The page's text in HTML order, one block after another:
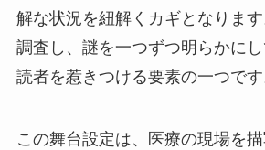
解な状況を紐解くカギとなりま
調査し、謎を一つずつ明らかにし
読者を惹きつける要素の一つです
この舞台設定は、医療の現場を